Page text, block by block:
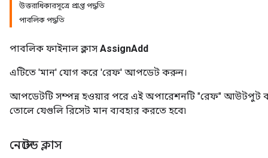
উত্তরাধিকারসূত্রে প্রাপ্ত পদ্ধতি
পাবলিক পদ্ধতি
পাবলিক ফাইনাল ক্লাস AssignAdd
এটিতে 'মান' যোগ করে 'রেফ' আপডেট করুন।
আপডেটটি সম্পন্ন হওয়ার পরে এই অপারেশনটি "রেফ" আউটপুট
তোলে যেগুলি রিসেট মান ব্যবহার করতে হবে৷
নেস্টেড ক্লাস